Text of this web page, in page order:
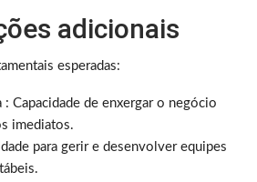
adicionais
esperadas:
: Capacidade de enxergar o negócio
imediatos.
para gerir e desenvolver equipes